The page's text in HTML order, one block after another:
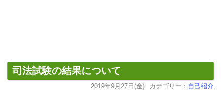
司法試験の結果について
2019年9月27日(金) カテゴリー： 自己紹介